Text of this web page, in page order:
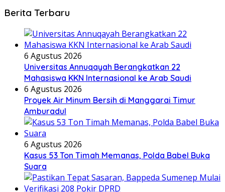
Berita Terbaru
6 Agustus 2026
Universitas Annuqayah Berangkatkan 22
Mahasiswa KKN Internasional ke Arab Saudi
6 Agustus 2026
Proyek Air Minum Bersih di Manggarai Timur
Amburadul
6 Agustus 2026
Kasus 53 Ton Timah Memanas, Polda Babel Buka
Suara